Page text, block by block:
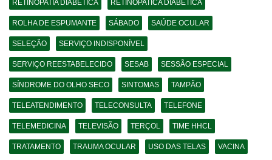
RETINOPATIA DIABÉTICA RETINOPATICA DIABÉTICA
ROLHA DE ESPUMANTE SÁBADO SAÚDE OCULAR
SELEÇÃO SERVIÇO INDISPONÍVEL
SERVIÇO REESTABELECIDO SESAB SESSÃO ESPECIAL
SÍNDROME DO OLHO SECO SINTOMAS TAMPÃO
TELEATENDIMENTO TELECONSULTA TELEFONE
TELEMEDICINA TELEVISÃO TERÇOL TIME HHCL
TRATAMENTO TRAUMA OCULAR USO DAS TELAS VACINA